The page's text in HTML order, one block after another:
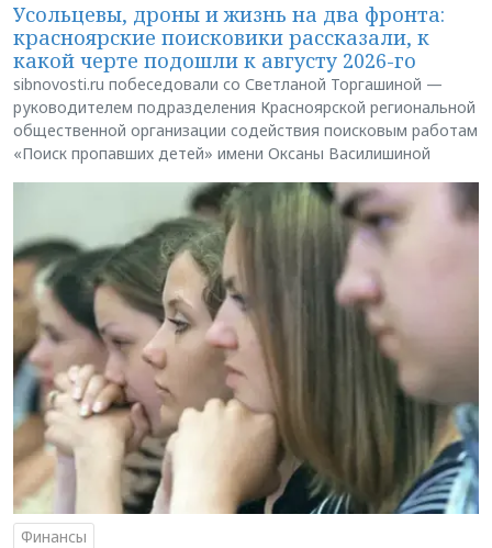
Усольцевы, дроны и жизнь на два фронта:
красноярские поисковики рассказали, к
какой черте подошли к августу 2026-го
sibnovosti.ru побеседовали со Светланой Торгашиной —
руководителем подразделения Красноярской региональной
общественной организации содействия поисковым работам
«Поиск пропавших детей» имени Оксаны Василишиной
Финансы